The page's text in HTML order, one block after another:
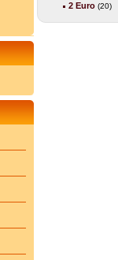
2 Euro (20)